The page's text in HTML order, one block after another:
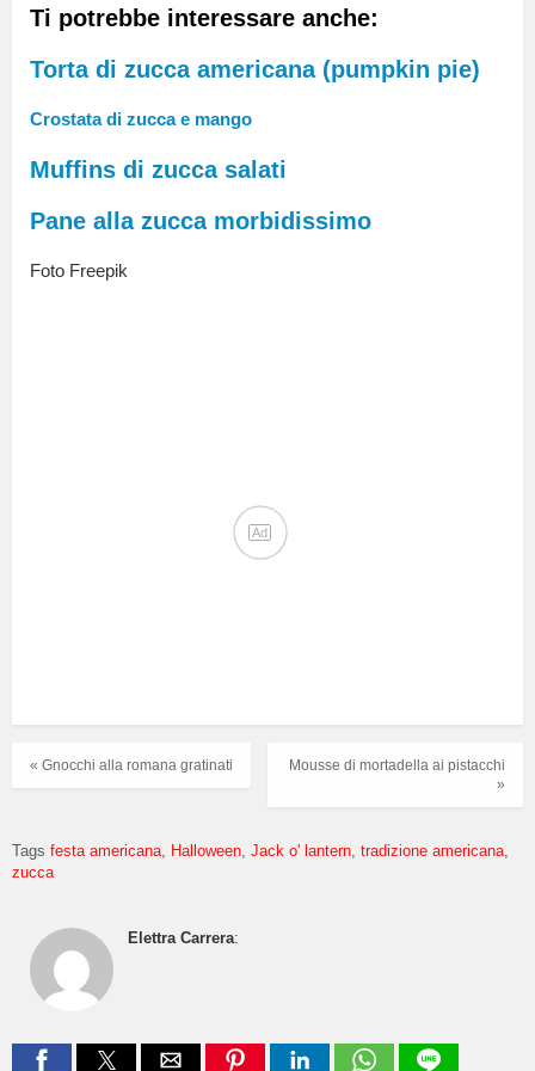
Ti potrebbe interessare anche:
Torta di zucca americana (pumpkin pie)
Crostata di zucca e mango
Muffins di zucca salati
Pane alla zucca morbidissimo
Foto Freepik
Ad
Mousse di mortadella ai pistacchi
»
« Gnocchi alla romana gratinati
Tags festa americana Halloween Jack o' lantern tradizione americana
zucca
Elettra Carrera: